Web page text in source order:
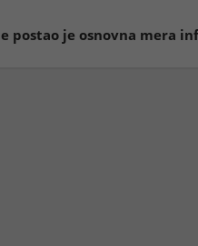
postao je osnovna mera